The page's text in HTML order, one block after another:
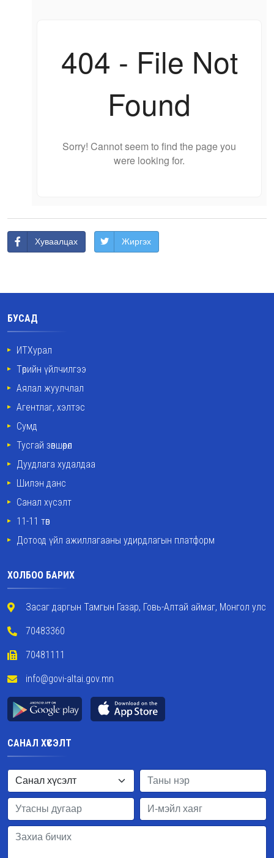
Хуваалцах Жиргэх
БУСАД
ИТХурал
Төрийн үйлчилгээ
Аялал жуулчлал
Агентлаг, хэлтэс
Сумд
Тусгай зөвшөөрөл
Дуудлага худалдаа
Шилэн данс
Санал хүсэлт
11-11 төв
Дотоод үйл ажиллагааны удирдлагын платформ
ХОЛБОО БАРИХ
Засаг даргын Тамгын Газар, Говь-Алтай аймаг, Монгол улс
70483360
70481111
info@govi-altai.gov.mn
САНАЛ ХҮСЭЛТ